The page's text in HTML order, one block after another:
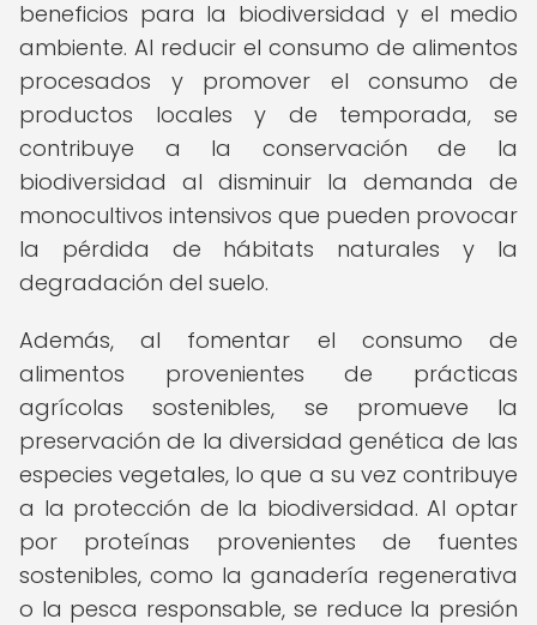
beneficios para la biodiversidad y el medio
ambiente. Al reducir el consumo de alimentos
procesados y promover el consumo de
productos locales y de temporada, se
contribuye a la conservación de la
biodiversidad al disminuir la demanda de
monocultivos intensivos que pueden provocar
la pérdida de hábitats naturales y la
degradación del suelo.
Además, al fomentar el consumo de
alimentos provenientes de prácticas
agrícolas sostenibles, se promueve la
preservación de la diversidad genética de las
especies vegetales, lo que a su vez contribuye
a la protección de la biodiversidad. Al optar
por proteínas provenientes de fuentes
sostenibles, como la ganadería regenerativa
o la pesca responsable, se reduce la presión